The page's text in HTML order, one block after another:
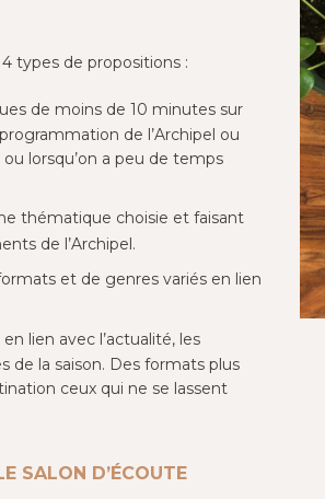
types de propositions :
de moins de 10 minutes sur
de l’Archipel ou
lorsqu’on a peu de temps
thématique choisie et faisant
de l’Archipel.
et de genres variés en lien
lien avec l’actualité, les
de la saison. Des formats plus
ceux qui ne se lassent
SALON D’ÉCOUTE